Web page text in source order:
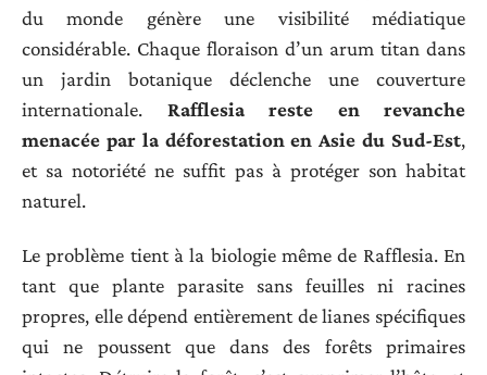
du monde génère une visibilité médiatique
considérable. Chaque floraison d’un arum titan dans
un jardin botanique déclenche une couverture
internationale. Rafflesia reste en revanche
menacée par la déforestation en Asie du Sud-Est,
et sa notoriété ne suffit pas à protéger son habitat
naturel.
Le problème tient à la biologie même de Rafflesia. En
tant que plante parasite sans feuilles ni racines
propres, elle dépend entièrement de lianes spécifiques
qui ne poussent que dans des forêts primaires